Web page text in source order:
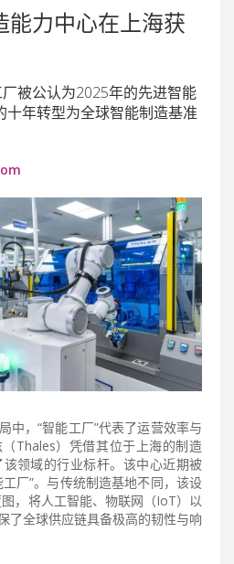
能力中心在上海获
被公认为2025年的先进智能
十年转型为全球智能制造基准
中，“智能工厂”代表了运营效率与
Thales）凭借其位于上海的制造
领域的行业标杆。该中心近期被
厂”。与传统制造基地不同，该设
，将人工智能、物联网（IoT）以
了全球供应链具备极高的韧性与响